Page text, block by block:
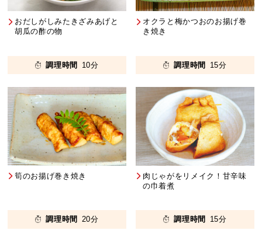
おだしがしみたきざみあげと
胡瓜の酢の物
調理時間 10分
オクラと梅かつおのお揚げ巻
き焼き
調理時間 15分
筍のお揚げ巻き焼き
調理時間 20分
肉じゃがをリメイク！甘辛味
の巾着煮
調理時間 15分